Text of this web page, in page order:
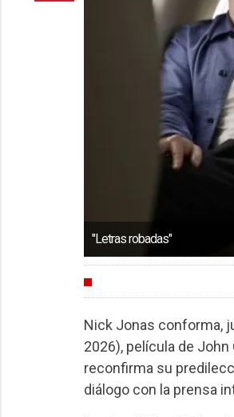
"Letras robadas"
Nick Jonas conforma,
2026), película de John
reconfirma su
diálogo con la prensa